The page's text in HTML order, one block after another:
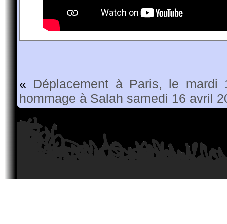
« Déplacement à Paris, le
hommage à Salah samedi 16 avril